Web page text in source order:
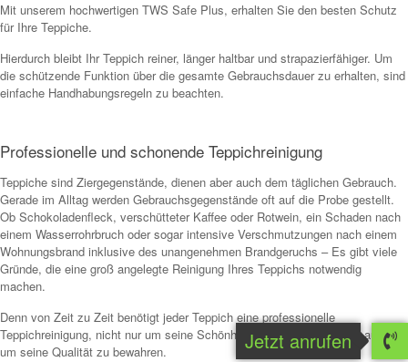
Mit unserem hochwertigen TWS Safe Plus, erhalten Sie den besten Schutz
für Ihre Teppiche.
Hierdurch bleibt Ihr Teppich reiner, länger haltbar und strapazierfähiger. Um
die schützende Funktion über die gesamte Gebrauchsdauer zu erhalten, sind
einfache Handhabungsregeln zu beachten.
Professionelle und schonende Teppichreinigung
Teppiche sind Ziergegenstände, dienen aber auch dem täglichen Gebrauch.
Gerade im Alltag werden Gebrauchsgegenstände oft auf die Probe gestellt.
Ob Schokoladenfleck, verschütteter Kaffee oder Rotwein, ein Schaden nach
einem Wasserrohrbruch oder sogar intensive Verschmutzungen nach einem
Wohnungsbrand inklusive des unangenehmen Brandgeruchs – Es gibt viele
Gründe, die eine groß angelegte Reinigung Ihres Teppichs notwendig
machen.
Denn von Zeit zu Zeit benötigt jeder Teppich eine professionelle
Teppichreinigung, nicht nur um seine Schönheit zu erhalten, sondern auch
um seine Qualität zu bewahren.
Jetzt anrufen